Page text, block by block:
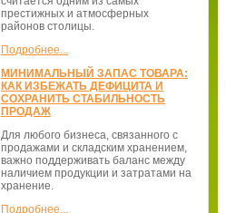
престижных и атмосферных
районов столицы.
Подробнее...
МИНИМАЛЬНЫЙ ЗАПАС ТОВАРА:
КАК ИЗБЕЖАТЬ ДЕФИЦИТА И
СОХРАНИТЬ СТАБИЛЬНОСТЬ
ПРОДАЖ
Для любого бизнеса, связанного с
продажами и складским хранением,
важно поддерживать баланс между
наличием продукции и затратами на
хранение.
Подробнее...